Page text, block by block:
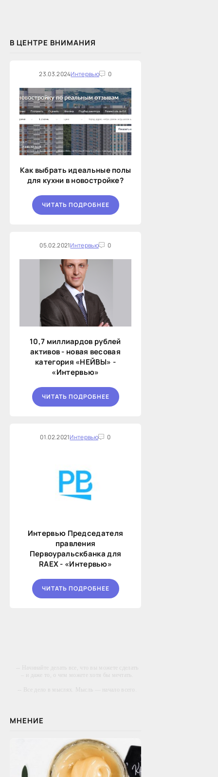
В ЦЕНТРЕ ВНИМАНИЯ
23.03.2024Интервью 0
Как выбрать идеальные полы
для кухни в новостройке?
ЧИТАТЬ ПОДРОБНЕЕ
05.02.2021Интервью 0
10,7 миллиардов рублей
активов - новая весовая
категория «НЕЙВЫ» -
«Интервью»
ЧИТАТЬ ПОДРОБНЕЕ
01.02.2021Интервью 0
Интервью Председателя
правления
Первоуральскбанка для
RAEX - «Интервью»
ЧИТАТЬ ПОДРОБНЕЕ
-- Начинайте делать все, что вы можете сделать
– и даже то, о чем можете хотя бы мечтать.
-- Все дело в мыслях. Мысль — начало всего.
придумали.
-- Самое большое богатство — это ум. Самая
большая нищета — глупость. Из всех страхов
самый пугающий — самолюбование.
МНЕНИЕ